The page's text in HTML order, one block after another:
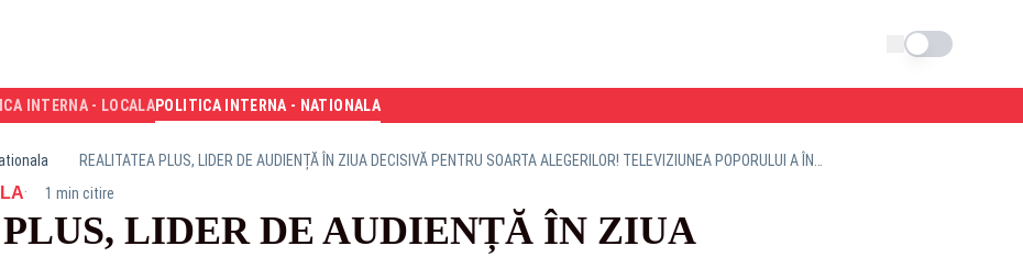
Schimba tema
INTERNA - LOCALAPOLITICA INTERNA - NATIONALA
· 1 min citire
LIDER DE AUDIENȚĂ ÎN ZIUA